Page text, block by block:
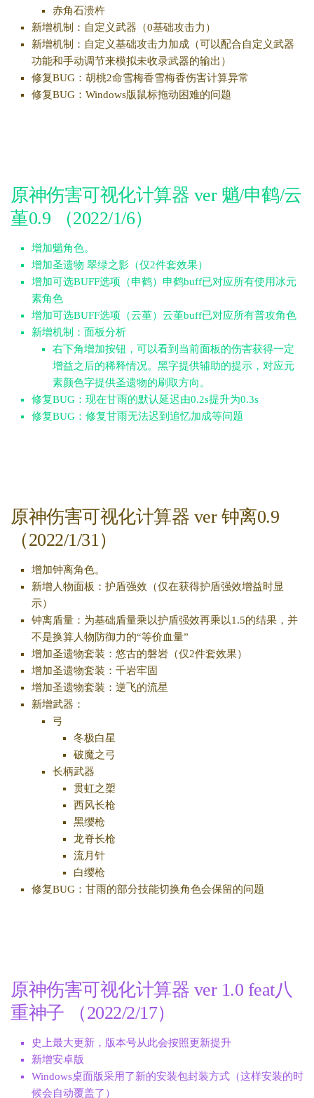
赤角石溃杵
新增机制：自定义武器（0基础攻击力）
新增机制：自定义基础攻击力加成（可以配合自定义武器
功能和手动调节来模拟未收录武器的输出）
修复BUG：胡桃2命雪梅香雪梅香伤害计算异常
修复BUG：Windows版鼠标拖动困难的问题
原神伤害可视化计算器 ver 魈/申鹤/云
堇0.9 （2022/1/6）
增加魈角色。
增加圣遗物 翠绿之影（仅2件套效果）
增加可选BUFF选项（申鹤）申鹤buff已对应所有使用冰元
素角色
增加可选BUFF选项（云堇）云堇buff已对应所有普攻角色
新增机制：面板分析
右下角增加按钮，可以看到当前面板的伤害获得一定
增益之后的稀释情况。黑字提供辅助的提示，对应元
素颜色字提供圣遗物的刷取方向。
修复BUG：现在甘雨的默认延迟由0.2s提升为0.3s
修复BUG：修复甘雨无法迟到追忆加成等问题
原神伤害可视化计算器 ver 钟离0.9
（2022/1/31）
增加钟离角色。
新增人物面板：护盾强效（仅在获得护盾强效增益时显
示）
钟离盾量：为基础盾量乘以护盾强效再乘以1.5的结果，并
不是换算人物防御力的“等价血量”
增加圣遗物套装：悠古的磐岩（仅2件套效果）
增加圣遗物套装：千岩牢固
增加圣遗物套装：逆飞的流星
新增武器：
弓
冬极白星
破魔之弓
长柄武器
贯虹之槊
西风长枪
黑缨枪
龙脊长枪
流月针
白缨枪
修复BUG：甘雨的部分技能切换角色会保留的问题
原神伤害可视化计算器 ver 1.0 feat八
重神子 （2022/2/17）
史上最大更新，版本号从此会按照更新提升
新增安卓版
Windows桌面版采用了新的安装包封装方式（这样安装的时
候会自动覆盖了）